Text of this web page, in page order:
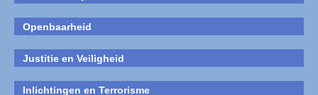
Openbaarheid
Justitie en Veiligheid
Inlichtingen en Terrorisme